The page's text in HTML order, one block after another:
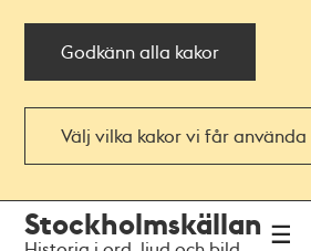
Godkänn alla kakor
Välj vilka kakor vi får använda
navigationen
huvudinnehållet
Stockholmskällan